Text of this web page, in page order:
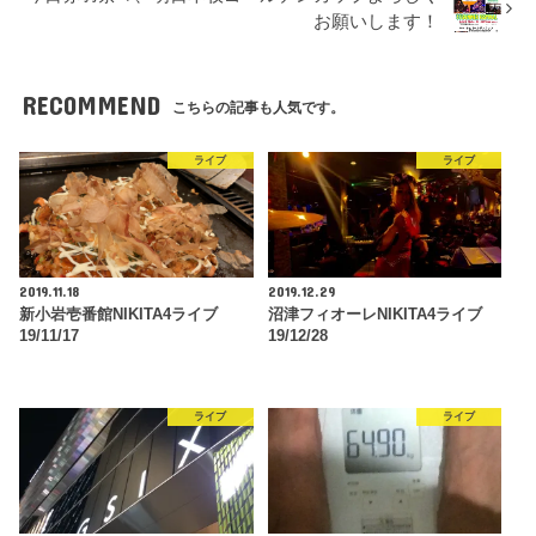
お願いします！
RECOMMEND こちらの記事も人気です。
ライブ
2019.11.18
新小岩壱番館NIKITA4ライブ
19/11/17
ライブ
2019.12.29
沼津フィオーレNIKITA4ライブ
19/12/28
ライブ ライブ